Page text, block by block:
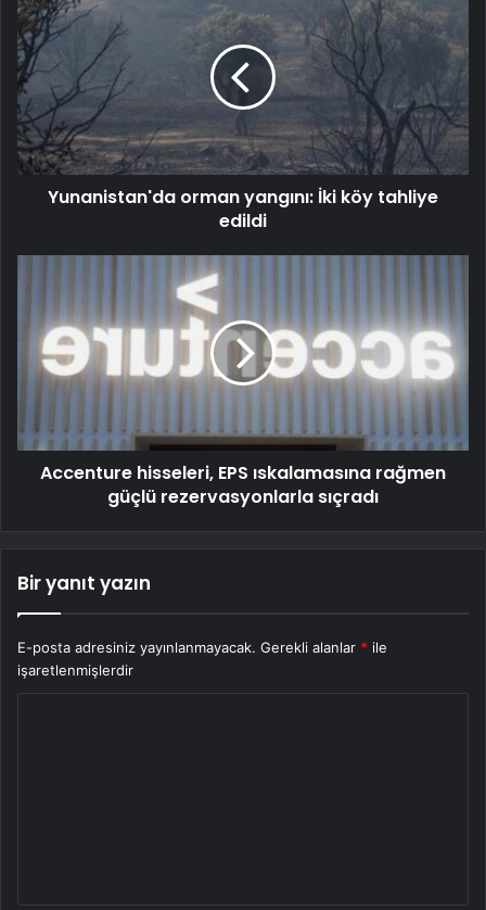
Yunanistan'da orman yangını: İki köy tahliye
edildi
Accenture hisseleri, EPS ıskalamasına rağmen
güçlü rezervasyonlarla sıçradı
Bir yanıt yazın
E-posta adresiniz yayınlanmayacak. Gerekli alanlar * ile
işaretlenmişlerdir